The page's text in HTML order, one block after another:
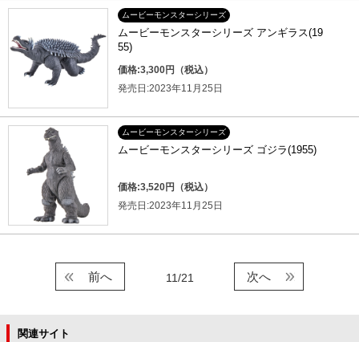
ムービーモンスターシリーズ
ムービーモンスターシリーズ アンギラス(19
55)
価格:3,300円（税込）
発売日:2023年11月25日
ムービーモンスターシリーズ
ムービーモンスターシリーズ ゴジラ(1955)
価格:3,520円（税込）
発売日:2023年11月25日
11/21
前へ 次へ
関連サイト